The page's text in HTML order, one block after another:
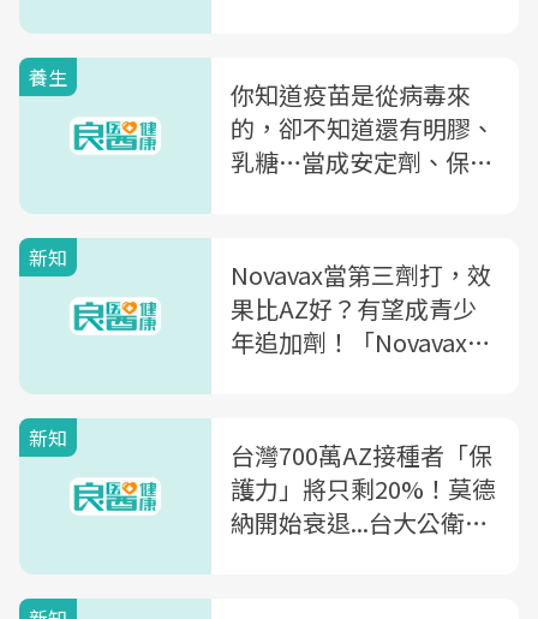
養生
你知道疫苗是從病毒來
的，卻不知道還有明膠、
乳糖…當成安定劑、保存
麼？病毒免疫學博士一次
解析
新知
Novavax當第三劑打，效
果比AZ好？有望成青少
年追加劑！「Novavax九
新知
台灣700萬AZ接種者「保
護力」將只剩20%！莫德
納開始衰退...台大公衛學